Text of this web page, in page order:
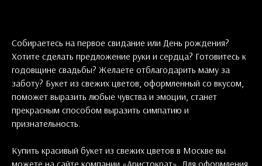
Собираетесь на первое свидание или День рождения?
Хотите сделать предложение руки и сердца? Готовитесь к
годовщине свадьбы? Желаете отблагодарить маму за
заботу? Букет из свежих цветов, оформленный со вкусом,
поможет выразить любые чувства и эмоции, станет
прекрасным способом выразить симпатию и
признательность.
Купить красивый букет из свежих цветов в Москве вы
можете на сайте компании «Аристократ». Для оформления